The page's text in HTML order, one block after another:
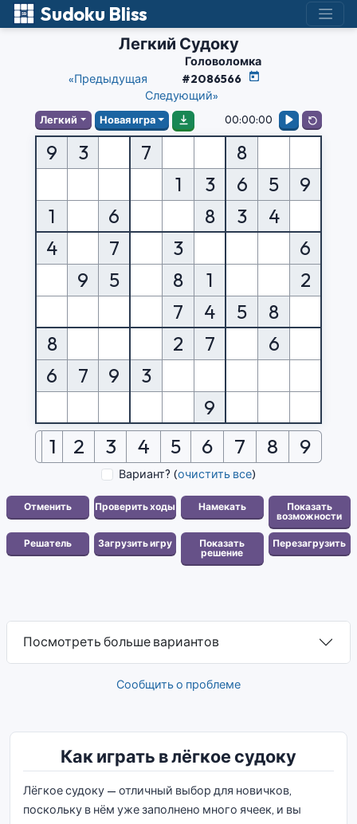
Sudoku Bliss
Легкий Судоку
«Предыдущая
Головоломка
#2086566
Следующий»
Легкий Новая игра 00:00:00
9 3 7
8
1
3 6 5
9
1
6 8 3
4
4
7 3
6
9
5 8 1
2
7
4 5
8
8
2 7
6
6
7 9
3
9
1 2 3 4 5 6 7 8 9
Вариант? (очистить все)
Посмотреть больше вариантов
Сообщить о проблеме
Как играть в лёгкое судоку
Лёгкое судоку — отличный выбор для новичков,
поскольку в нём уже заполнено много ячеек, и вы